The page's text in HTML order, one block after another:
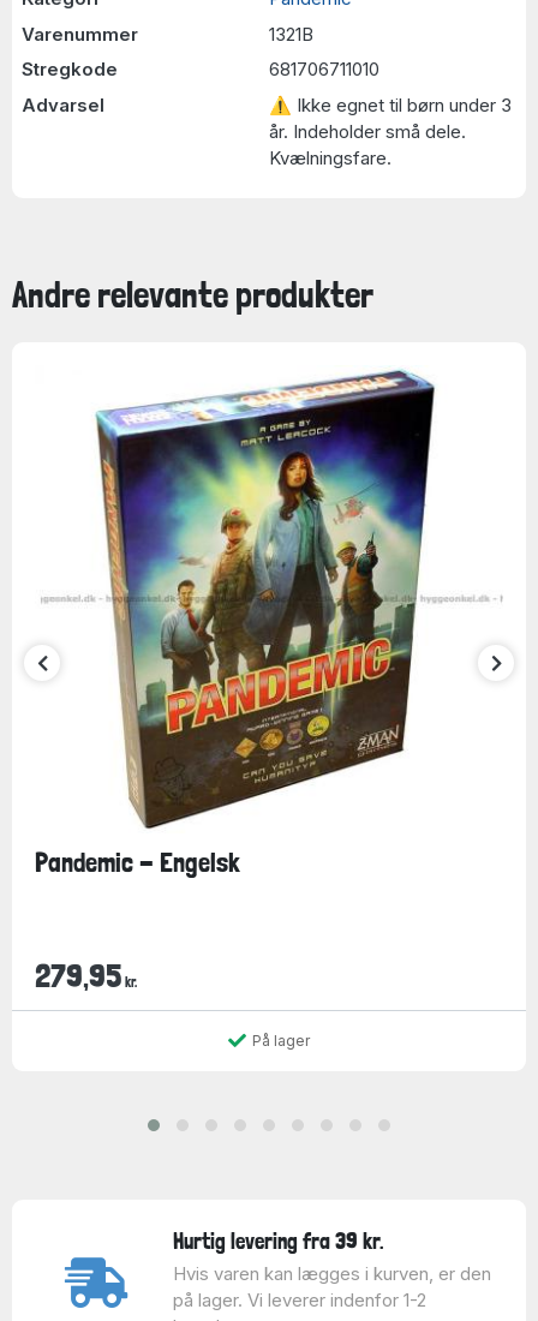
Varenummer
1321B
Stregkode
681706711010
Advarsel
⚠ Ikke egnet til børn under 3
år. Indeholder små dele.
Kvælningsfare.
Andre relevante produkter
Pandemic - Engelsk
279,95 kr.
På lager
Hurtig levering fra 39 kr.
Hvis varen kan lægges i kurven, er den
på lager. Vi leverer indenfor 1-2